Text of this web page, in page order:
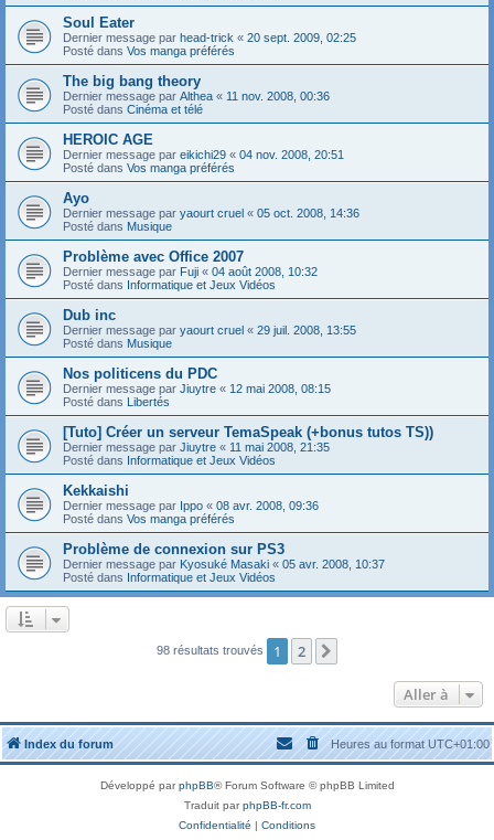
Soul Eater
Dernier message par head-trick « 20 sept. 2009, 02:25
Posté dans Vos manga préférés
The big bang theory
Dernier message par Althea « 11 nov. 2008, 00:36
Posté dans Cinéma et télé
HEROIC AGE
Dernier message par eikichi29 « 04 nov. 2008, 20:51
Posté dans Vos manga préférés
Ayo
Dernier message par yaourt cruel « 05 oct. 2008, 14:36
Posté dans Musique
Problème avec Office 2007
Dernier message par Fuji « 04 août 2008, 10:32
Posté dans Informatique et Jeux Vidéos
Dub inc
Dernier message par yaourt cruel « 29 juil. 2008, 13:55
Posté dans Musique
Nos politicens du PDC
Dernier message par Jiuytre « 12 mai 2008, 08:15
Posté dans Libertés
[Tuto] Créer un serveur TemaSpeak (+bonus tutos TS))
Dernier message par Jiuytre « 11 mai 2008, 21:35
Posté dans Informatique et Jeux Vidéos
Kekkaishi
Dernier message par Ippo « 08 avr. 2008, 09:36
Posté dans Vos manga préférés
Problème de connexion sur PS3
Dernier message par Kyosuké Masaki « 05 avr. 2008, 10:37
Posté dans Informatique et Jeux Vidéos
98 résultats trouvés 1 2
Aller à
Index du forum Heures au formatUTC+01:00
Développé parphpBB® Forum Software © phpBB Limited
Traduit parphpBB-fr.com
Confidentialité | Conditions